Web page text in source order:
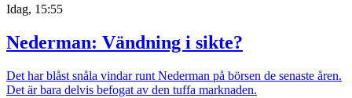
Idag, 15:55
Nederman: Vändning i sikte?
Det har blåst snåla vindar runt Nederman på börsen de senaste åren.
Det är bara delvis befogat av den tuffa marknaden.